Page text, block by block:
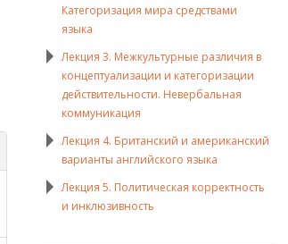
Категоризация мира средствами
языка
Лекция 3. Межкультурные различия в
концептуализации и категоризации
действительности. Невербальная
коммуникация
Лекция 4. Британский и американский
варианты английского языка
Лекция 5. Политическая корректность
и инклюзивность